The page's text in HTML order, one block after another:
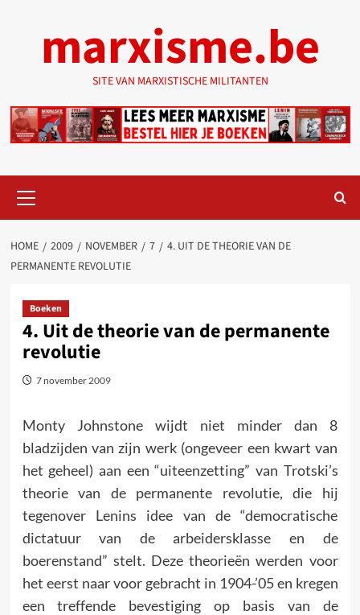
marxisme.be
SITE VAN MARXISTISCHE MILITANTEN
menu
HOME 2009 NOVEMBER 7
4. UIT DE THEORIE VAN DE
PERMANENTE REVOLUTIE
Boeken
4. Uit de theorie van de permanente
revolutie
7 november 2009
Monty Johnstone wijdt niet minder dan 8
bladzijden van zijn werk (ongeveer een kwart van
het geheel) aan een “uiteenzetting” van Trotski’s
theorie van de permanente revolutie, die hij
tegenover Lenins idee van de “democratische
dictatuur van de arbeidersklasse en de
boerenstand” stelt. Deze theorieën werden voor
het eerst naar voor gebracht in 1904-’05 en kregen
een treffende bevestiging op basis van de